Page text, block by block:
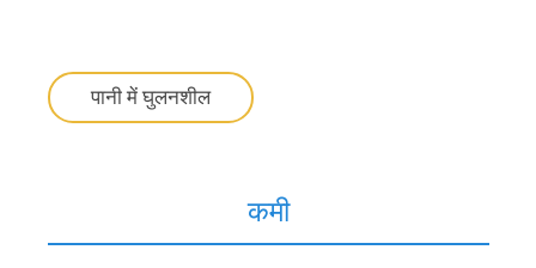
पानी में घुलनशील
कमी